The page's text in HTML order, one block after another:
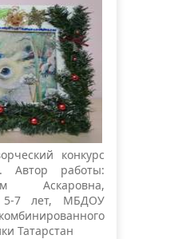
конкурс
Автор работы:
Аскаровна,
5-7 лет, МБДОУ
Татарстан